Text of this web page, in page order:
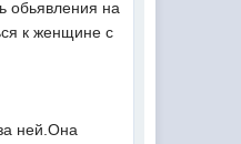
обьявления на
к женщине с
ней.Она